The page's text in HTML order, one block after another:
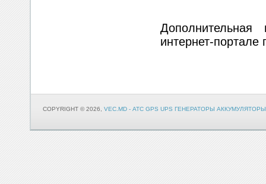
интернет-
COPYRIGHT © 2026, VEC.MD - АТС GPS UPS ГЕНЕРАТОРЫ